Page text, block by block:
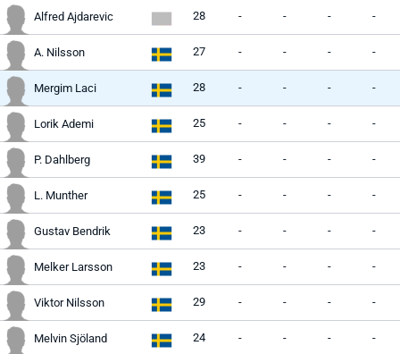
Alfred Ajdarevic 28 - - - -
A. Nilsson 27 - - - -
Mergim Laci 28 - - - -
Lorik Ademi 25 - - - -
P. Dahlberg 39 - - - -
L. Munther 25 - - - -
Gustav Bendrik 23 - - - -
Melker Larsson 23 - - - -
Viktor Nilsson 29 - - - -
Melvin Sjöland 24 - - - -